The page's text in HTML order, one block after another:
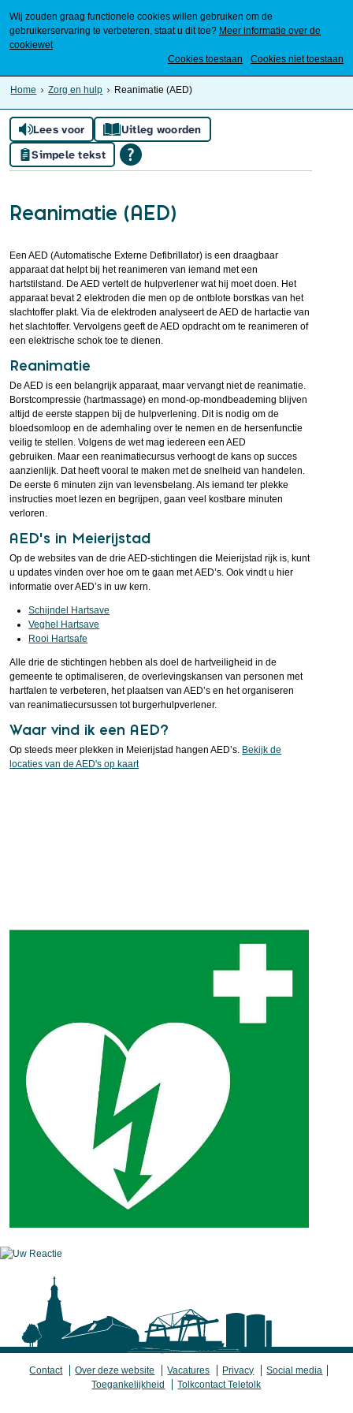
Wij zouden graag functionele cookies willen gebruiken om de
gebruikerservaring te verbeteren, staat u dit toe? Meer informatie over de
cookiewet
Cookies toestaan
Cookies niet toestaan
Home Zorg en hulp Reanimatie (AED)
Lees voor
Uitleg woorden
Simpele tekst
Reanimatie (AED)
Een AED (Automatische Externe Defibrillator) is een draagbaar
apparaat dat helpt bij het reanimeren van iemand met een
hartstilstand. De AED vertelt de hulpverlener wat hij moet doen. Het
apparaat bevat 2 elektroden die men op de ontblote borstkas van het
slachtoffer plakt. Via de elektroden analyseert de AED de hartactie van
het slachtoffer. Vervolgens geeft de AED opdracht om te reanimeren of
een elektrische schok toe te dienen.
Reanimatie
De AED is een belangrijk apparaat, maar vervangt niet de reanimatie.
Borstcompressie (hartmassage) en mond-op-mondbeademing blijven
altijd de eerste stappen bij de hulpverlening. Dit is nodig om de
bloedsomloop en de ademhaling over te nemen en de hersenfunctie
veilig te stellen. Volgens de wet mag iedereen een AED
gebruiken. Maar een reanimatiecursus verhoogt de kans op succes
aanzienlijk. Dat heeft vooral te maken met de snelheid van handelen.
De eerste 6 minuten zijn van levensbelang. Als iemand ter plekke
instructies moet lezen en begrijpen, gaan veel kostbare minuten
verloren.
AED’s in Meierijstad
Op de websites van de drie AED-stichtingen die Meierijstad rijk is, kunt
u updates vinden over hoe om te gaan met AED’s. Ook vindt u hier
informatie over AED’s in uw kern.
Schijndel Hartsave
Veghel Hartsave
Rooi Hartsafe
Alle drie de stichtingen hebben als doel de hartveiligheid in de
gemeente te optimaliseren, de overlevingskansen van personen met
hartfalen te verbeteren, het plaatsen van AED’s en het organiseren
van reanimatiecursussen tot burgerhulpverlener.
Waar vind ik een AED?
Op steeds meer plekken in Meierijstad hangen AED’s. Bekijk de
locaties van de AED's op kaart
Contact Over deze website Vacatures Privacy
Social media
Toegankelijkheid
Tolkcontact Teletolk